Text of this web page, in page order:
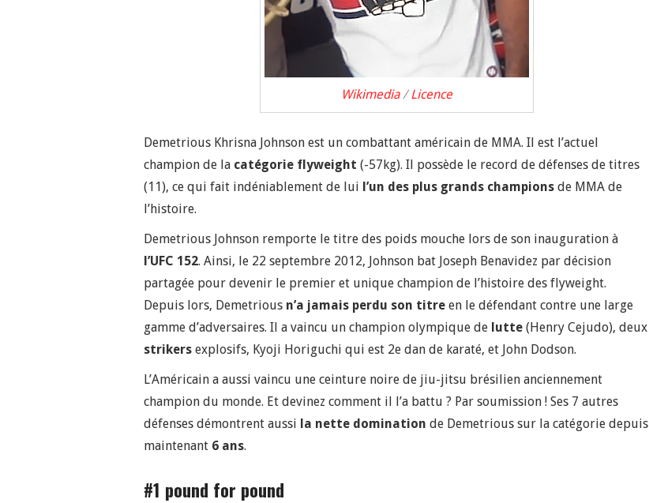
Wikimedia/ Licence
Demetrious Khrisna Johnson est un combattant américain de MMA. Il est l’actuel
champion de la catégorie flyweight (-57kg). Il possède le record de défenses de titres
(11), ce qui fait indéniablement de lui l’un des plus grands champions de MMA de
l’histoire.
Demetrious Johnson remporte le titre des poids mouche lors de son inauguration à
l’UFC 152. Ainsi, le 22 septembre 2012, Johnson bat Joseph Benavidez par décision
partagée pour devenir le premier et unique champion de l’histoire des flyweight.
Depuis lors, Demetrious n’a jamais perdu son titre en le défendant contre une large
gamme d’adversaires. Il a vaincu un champion olympique de lutte (Henry Cejudo), deux
strikers explosifs, Kyoji Horiguchi qui est 2e dan de karaté, et John Dodson.
L’Américain a aussi vaincu une ceinture noire de jiu-jitsu brésilien anciennement
champion du monde. Et devinez comment il l’a battu ? Par soumission ! Ses 7 autres
défenses démontrent aussi la nette domination de Demetrious sur la catégorie depuis
maintenant 6 ans.
#1 pound for pound